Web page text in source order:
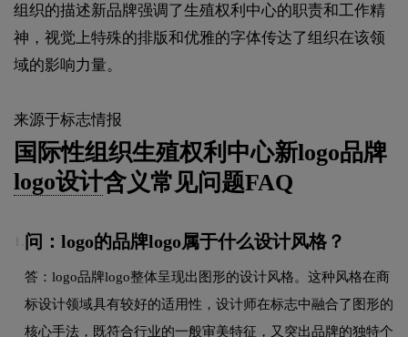
组织的描述新品牌强调了生殖权利中心的职责和工作精
神，视觉上特殊的排版和优雅的字体传达了组织在该领
域的影响力量。
来源于标志情报
国际性组织生殖权利中心新logo品牌
logo设计含义常见问题FAQ
问：logo的品牌logo属于什么设计风格？
答：logo品牌logo整体呈现出图形的设计风格。这种风格在商
标设计领域具有较好的适用性，设计师在标志中融合了图形的
核心手法，既符合行业的一般审美特征，又突出品牌的独特个